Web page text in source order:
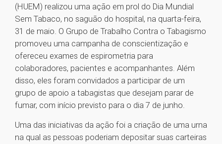
(HUEM) realizou uma ação em prol do Dia Mundial
Sem Tabaco, no saguão do hospital, na quarta-feira,
31 de maio. O Grupo de Trabalho Contra o Tabagismo
promoveu uma campanha de conscientização e
ofereceu exames de espirometria para
colaboradores, pacientes e acompanhantes. Além
disso, eles foram convidados a participar de um
grupo de apoio a tabagistas que desejam parar de
fumar, com início previsto para o dia 7 de junho.
Uma das iniciativas da ação foi a criação de uma urna
na qual as pessoas poderiam depositar suas carteiras